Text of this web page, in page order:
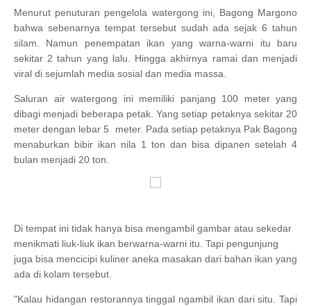
Menurut penuturan pengelola watergong ini, Bagong Margono
bahwa sebenarnya tempat tersebut sudah ada sejak 6 tahun
silam. Namun penempatan ikan yang warna-warni itu baru
sekitar 2 tahun yang lalu. Hingga akhirnya ramai dan menjadi
viral di sejumlah media sosial dan media massa.
Saluran air watergong ini memiliki panjang 100 meter yang
dibagi menjadi beberapa petak. Yang setiap petaknya sekitar 20
meter dengan lebar 5 meter. Pada setiap petaknya Pak Bagong
menaburkan bibir ikan nila 1 ton dan bisa dipanen setelah 4
bulan menjadi 20 ton.
Di tempat ini tidak hanya bisa mengambil gambar atau sekedar
menikmati liuk-liuk ikan berwarna-warni itu. Tapi pengunjung
juga bisa mencicipi kuliner aneka masakan dari bahan ikan yang
ada di kolam tersebut.
"Kalau hidangan restorannya tinggal ngambil ikan dari situ. Tapi